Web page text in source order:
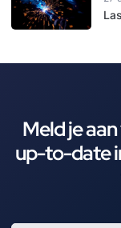
Meld je
up-to-date